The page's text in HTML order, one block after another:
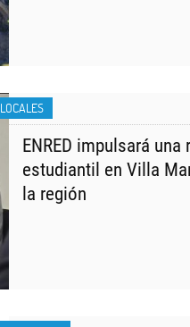
LOCALES
ENRED impulsará una
estudiantil en Villa
la región